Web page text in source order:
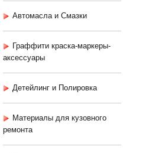
Автомасла и Смазки
Граффити краска-маркеры-
аксессуары
Детейлинг и Полировка
Материалы для кузовного
ремонта